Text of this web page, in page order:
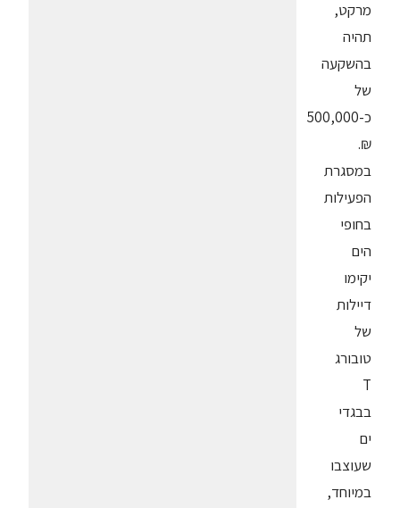
מרקט,
תהיה
בהשקעה
של
כ-500,000
₪.
במסגרת
הפעילות
בחופי
הים
יקימו
דיילות
של
טובורג
T
בבגדי
ים
שעוצבו
במיוחד,